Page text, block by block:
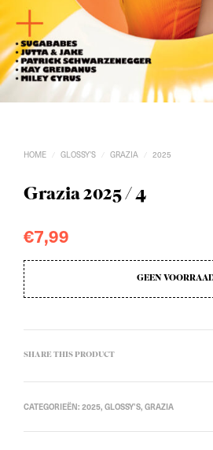
HOME / GLOSSY'S / GRAZIA / 2025
Grazia 2025 / 4
€7,99
GEEN
SHARE THIS PRODUCT
CATEGORIEËN: 2025, GLOSSY'S, GRAZIA